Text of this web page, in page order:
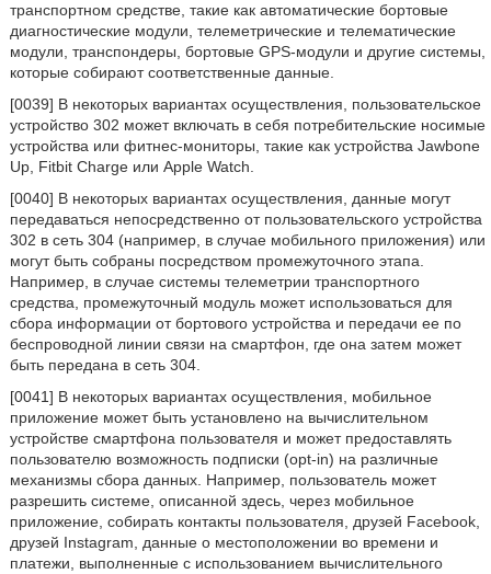
транспортном средстве, такие как автоматические бортовые
диагностические модули, телеметрические и телематические
модули, транспондеры, бортовые GPS-модули и другие системы,
которые собирают соответственные данные.
[0039] В некоторых вариантах осуществления, пользовательское
устройство 302 может включать в себя потребительские носимые
устройства или фитнес-мониторы, такие как устройства Jawbone
Up, Fitbit Charge или Apple Watch.
[0040] В некоторых вариантах осуществления, данные могут
передаваться непосредственно от пользовательского устройства
302 в сеть 304 (например, в случае мобильного приложения) или
могут быть собраны посредством промежуточного этапа.
Например, в случае системы телеметрии транспортного
средства, промежуточный модуль может использоваться для
сбора информации от бортового устройства и передачи ее по
беспроводной линии связи на смартфон, где она затем может
быть передана в сеть 304.
[0041] В некоторых вариантах осуществления, мобильное
приложение может быть установлено на вычислительном
устройстве смартфона пользователя и может предоставлять
пользователю возможность подписки (opt-in) на различные
механизмы сбора данных. Например, пользователь может
разрешить системе, описанной здесь, через мобильное
приложение, собирать контакты пользователя, друзей Facebook,
друзей Instagram, данные о местоположении во времени и
платежи, выполненные с использованием вычислительного